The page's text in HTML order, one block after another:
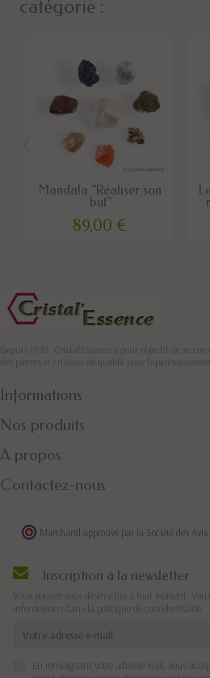
catégorie :
Mandala "Réaliser son
but"
89,00 €
Depuis 1993, Cristal'Essence a pour objectif de se
des pierres et cristaux de qualité pour
Informations
Nos produits
A propos
Contactez-nous
Marchand approuvé par la Société des
Inscription à la newsletter
Vous pouvez vous désinscrire à tout moment.
informations dans la politique de confidentialité.
En renseignant votre adresse mail, vous